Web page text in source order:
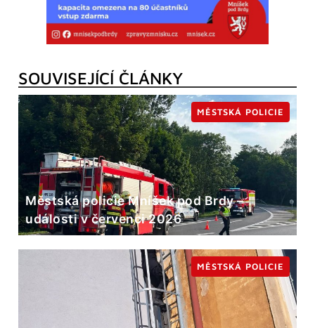
SOUVISEJÍCÍ ČLÁNKY
Městská policie Mníšek pod Brdy –
události v červenci 2026
MĚSTSKÁ POLICIE
MĚSTSKÁ POLICIE